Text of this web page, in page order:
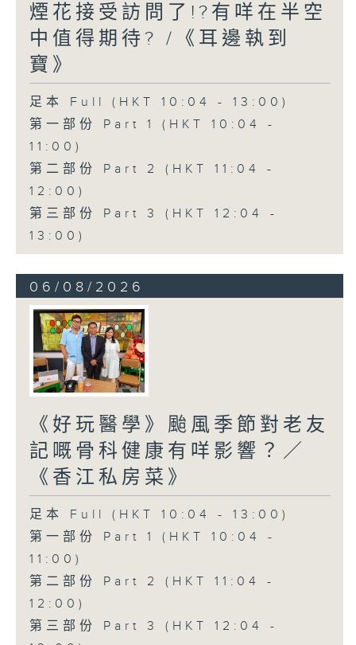
煙花接受訪問了!?有咩在半空
中值得期待? /《耳邊執到
寶》
足本 Full (HKT 10:04 - 13:00)
第一部份 Part 1 (HKT 10:04 -
11:00)
第二部份 Part 2 (HKT 11:04 -
12:00)
第三部份 Part 3 (HKT 12:04 -
13:00)
06/08/2026
《好玩醫學》颱風季節對老友
記嘅骨科健康有咩影響？／
《香江私房菜》
足本 Full (HKT 10:04 - 13:00)
第一部份 Part 1 (HKT 10:04 -
11:00)
第二部份 Part 2 (HKT 11:04 -
12:00)
第三部份 Part 3 (HKT 12:04 -